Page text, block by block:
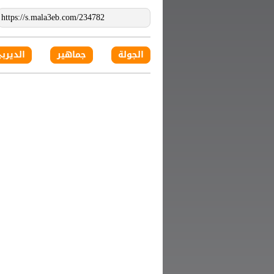
الجولة جماهير